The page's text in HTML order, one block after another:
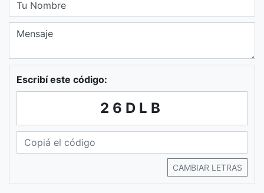
Escribí este código:
26DLB
CAMBIAR LETRAS